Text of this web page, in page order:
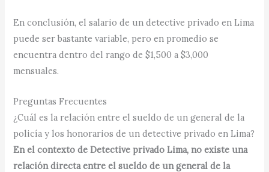
En conclusión, el salario de un detective privado en Lima
puede ser bastante variable, pero en promedio se
encuentra dentro del rango de $1,500 a $3,000
mensuales.
Preguntas Frecuentes
¿Cuál es la relación entre el sueldo de un general de la
policía y los honorarios de un detective privado en Lima?
En el contexto de Detective privado Lima, no existe una
relación directa entre el sueldo de un general de la